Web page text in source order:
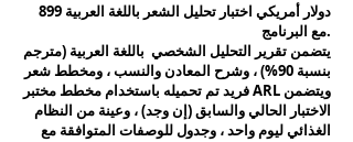
899 دولار أمريكي اختبار تحليل الشعر باللغة العربية
مع البرنامج.
يتضمن تقرير التحليل الشخصي باللغة العربية (مترجم
بنسبة 90%) ، وشرح المعادن والنسب ، ومخطط شعر
فريد تم تحميله باستخدام مخطط مختبر ARL ويتضمن
الاختبار الحالي والسابق (إن وجد) ، وعينة من النظام
الغذائي ليوم واحد ، وجدول للوصفات المتوافقة مع